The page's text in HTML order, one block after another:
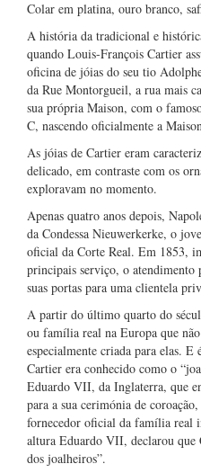
Colar em platina, ouro branco,
A história da tradicional e
quando Louis-François Cartier
oficina de jóias do seu tio
da Rue Montorgueil, a rua mais
sua própria Maison, com o
C, nascendo oficialmente a
As jóias de Cartier eram
delicado, em contraste com os
exploravam no momento.
Apenas quatro anos depois,
da Condessa Nieuwerkerke, o
oficial da Corte Real. Em 1853,
principais serviço, o atendimento
suas portas para uma clientela
A partir do último quarto do
ou família real na Europa que
especialmente criada para elas.
Cartier era conhecido como o
Eduardo VII, da Inglaterra, que
para a sua cerimónia de
fornecedor oficial da família real
altura Eduardo VII, declarou
dos joalheiros”.